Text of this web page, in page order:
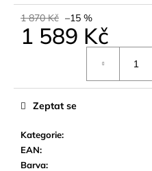
1 870 Kč –15 %
1 589 Kč
Kategorie:
EAN:
Barva:
Zeptat se
o
j
e
m
e